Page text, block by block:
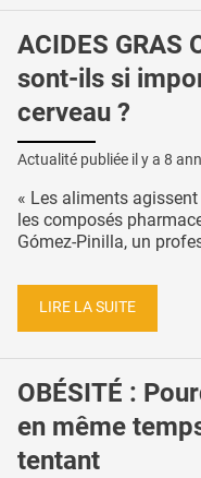
ACIDES GRAS
sont-ils si
cerveau ?
Actualité publiée il y a 8
« Les aliments
les composés
Gómez-Pinilla, un
LIRE LA SUITE
OBÉSITÉ :
en même
tentant